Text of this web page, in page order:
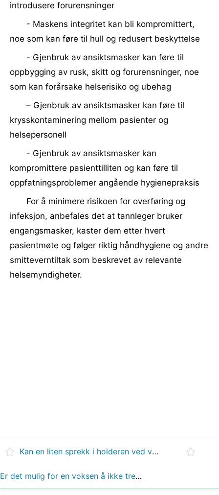
introdusere forurensninger
- Maskens integritet kan bli kompromittert,
noe som kan føre til hull og redusert beskyttelse
- Gjenbruk av ansiktsmasker kan føre til
oppbygging av rusk, skitt og forurensninger, noe
som kan forårsake helserisiko og ubehag
– Gjenbruk av ansiktsmasker kan føre til
krysskontaminering mellom pasienter og
helsepersonell
- Gjenbruk av ansiktsmasker kan
kompromittere pasienttilliten og kan føre til
oppfatningsproblemer angående hygienepraksis
For å minimere risikoen for overføring og
infeksjon, anbefales det at tannleger bruker
engangsmasker, kaster dem etter hvert
pasientmøte og følger riktig håndhygiene og andre
smitteverntiltak som beskrevet av relevante
helsemyndigheter.
Kan en liten sprekk i holderen ved venstre molar forskyve tennene dine?
Er det mulig for en voksen å ikke trenge noen visdomstenner fjernet hvis de aldri har vokst i eller truet veksten av andre tenner?